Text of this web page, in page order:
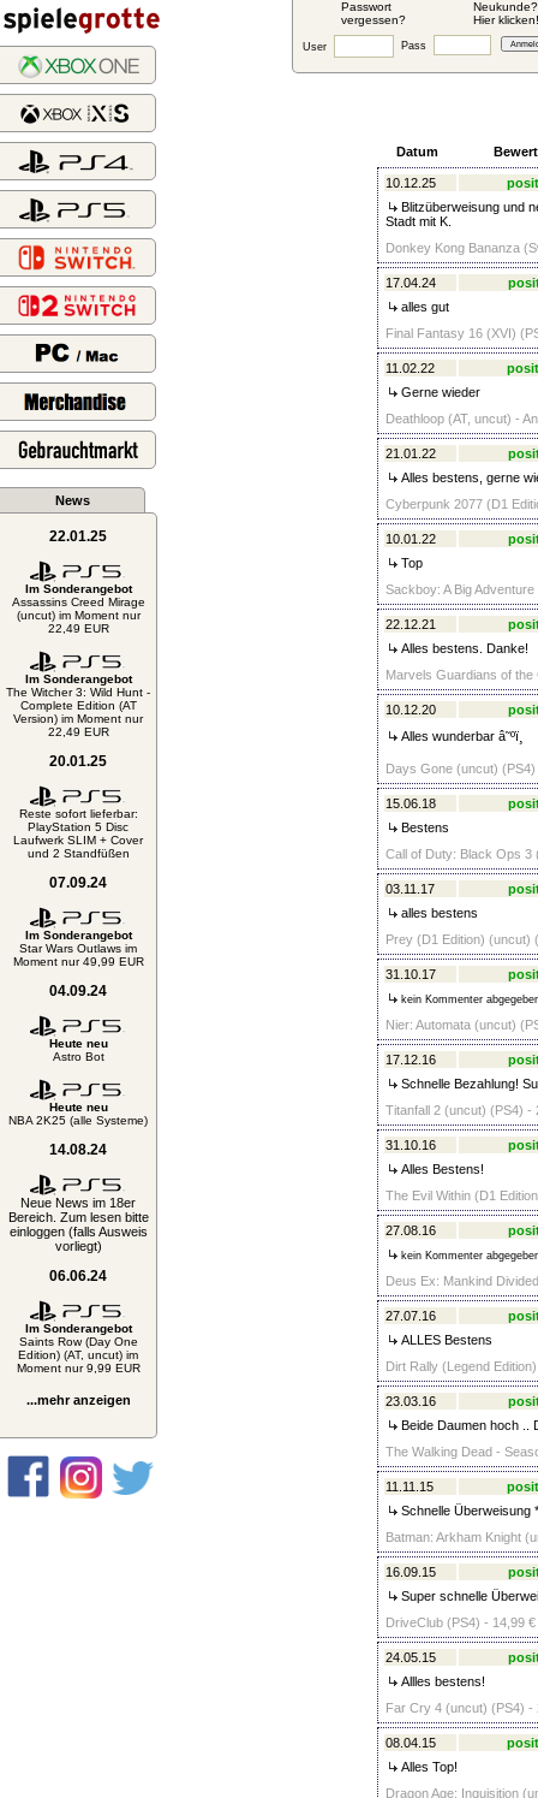
Passwort
vergessen?
Neukunde?
Hier klicken!
User Pass
News
22.01.25
Im Sonderangebot
Assassins Creed Mirage
(uncut) im Moment nur
22,49 EUR
Im Sonderangebot
The Witcher 3: Wild Hunt -
Complete Edition (AT
Version) im Moment nur
22,49 EUR
20.01.25
Reste sofort lieferbar:
PlayStation 5 Disc
Laufwerk SLIM + Cover
und 2 Standfüßen
07.09.24
Im Sonderangebot
Star Wars Outlaws im
Moment nur 49,99 EUR
04.09.24
Heute neu
Astro Bot
Heute neu
NBA 2K25 (alle Systeme)
14.08.24
Neue News im 18er
Bereich. Zum lesen bitte
einloggen (falls Ausweis
vorliegt)
06.06.24
Im Sonderangebot
Saints Row (Day One
Edition) (AT, uncut) im
Moment nur 9,99 EUR
...mehr anzeigen
Datum
10.12.25
Blitzüberweisung und
Stadt mit K.
Donkey Kong Bananza
17.04.24
alles gut
Final Fantasy 16 (XVI)
11.02.22
Gerne wieder
Deathloop (AT, uncut) -
21.01.22
Alles bestens, gerne
Cyberpunk 2077 (D1
10.01.22
Top
Sackboy: A Big
22.12.21
Alles bestens. Danke!
Marvels Guardians of
10.12.20
Alles wunderbar â˜ºï¸
Days Gone (uncut)
15.06.18
Bestens
Call of Duty: Black Ops 3
03.11.17
alles bestens
Prey (D1 Edition) (uncut)
31.10.17
kein Kommenter
Nier: Automata (uncut)
17.12.16
Schnelle Bezahlung!
Titanfall 2 (uncut) (PS4) -
31.10.16
Alles Bestens!
The Evil Within (D1
27.08.16
kein Kommenter
Deus Ex: Mankind
27.07.16
ALLES Bestens
Dirt Rally (Legend
23.03.16
Beide Daumen hoch ..
The Walking Dead -
11.11.15
Schnelle Überweisung
Batman: Arkham Knight
16.09.15
Super schnelle
DriveClub (PS4) - 14,99 €
24.05.15
Allles bestens!
Far Cry 4 (uncut) (PS4) -
08.04.15
Alles Top!
Dragon Age: Inquisition